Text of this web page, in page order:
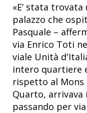
«E’ stata
palazzo che
Pasquale –
via Enrico Toti
viale Unità
intero quartiere
rispetto al Mons
Quarto, arrivava
passando per via